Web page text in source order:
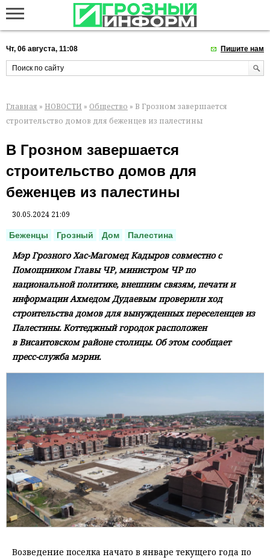
Чт, 06 августа, 11:08 Пишите нам
Главная » НОВОСТИ » Общество » В Грозном завершается
строительство домов для беженцев из палестины
В Грозном завершается
строительство домов для
беженцев из палестины
30.05.2024 21:09
Беженцы Грозный Дом Палестина
Мэр Грозного Хас-Магомед Кадыров совместно с
Помощником Главы ЧР, министром ЧР по
национальной политике, внешним связям, печати и
информации Ахмедом Дудаевым проверили ход
строительства домов для вынужденных переселенцев из
Палестины. Коттеджный городок расположен
в Висаитовском районе столицы. Об этом сообщает
пресс-служба мэрии.
Возведение поселка начато в январе текущего года по